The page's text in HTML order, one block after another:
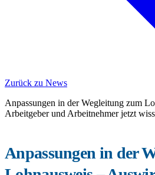
Zurück zu News
Anpassungen in der Wegleitung zum
Arbeitgeber und Arbeitnehmer jetzt
Anpassungen in der